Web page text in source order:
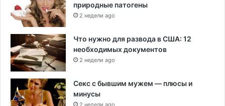
природные патогены
2 недели ago
Что нужно для развода в США: 12
необходимых документов
2 недели ago
Секс с бывшим мужем — плюсы и
минусы
2 недели ago